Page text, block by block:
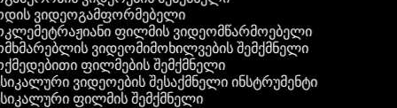
ვიდეოგამფორმებელი
ფილმის ვიდეომწარმოებელი
ვიდეომიმოხილვების შემქმნელი
ფილმების შემქმნელი
ვიდეოების შესაქმნელი ინსტრუმენტი
ფილმის შემქმნელი